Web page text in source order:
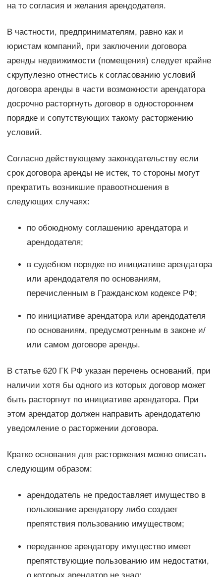
на то согласия и желания арендодателя.
В частности, предпринимателям, равно как и
юристам компаний, при заключении договора
аренды недвижимости (помещения) следует крайне
скрупулезно отнестись к согласованию условий
договора аренды в части возможности арендатора
досрочно расторгнуть договор в одностороннем
порядке и сопутствующих такому расторжению
условий.
Согласно действующему законодательству если
срок договора аренды не истек, то стороны могут
прекратить возникшие правоотношения в
следующих случаях:
по обоюдному соглашению арендатора и
арендодателя;
в судебном порядке по инициативе арендатора
или арендодателя по основаниям,
перечисленным в Гражданском кодексе РФ;
по инициативе арендатора или арендодателя
по основаниям, предусмотренным в законе и/
или самом договоре аренды.
В статье 620 ГК РФ указан перечень оснований, при
наличии хотя бы одного из которых договор может
быть расторгнут по инициативе арендатора. При
этом арендатор должен направить арендодателю
уведомление о расторжении договора.
Кратко основания для расторжения можно описать
следующим образом:
арендодатель не предоставляет имущество в
пользование арендатору либо создает
препятствия пользованию имуществом;
переданное арендатору имущество имеет
препятствующие пользованию им недостатки,